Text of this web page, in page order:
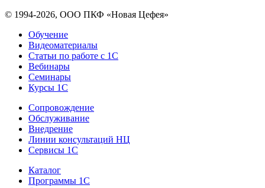
© 1994-2026, ООО ПКФ «Новая Цефея»
Обучение
Видеоматериалы
Статьи по работе с 1С
Вебинары
Семинары
Курсы 1С
Сопровождение
Обслуживание
Внедрение
Линии консультаций НЦ
Сервисы 1С
Каталог
Программы 1С